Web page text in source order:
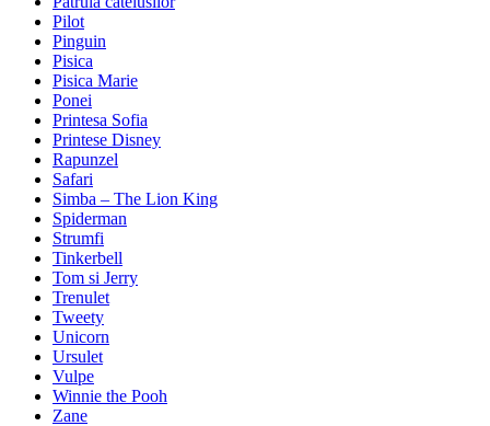
Pilot
Pinguin
Pisica
Pisica Marie
Ponei
Printesa Sofia
Printese Disney
Rapunzel
Safari
Simba – The Lion King
Spiderman
Strumfi
Tinkerbell
Tom si Jerry
Trenulet
Tweety
Unicorn
Ursulet
Vulpe
Winnie the Pooh
Zane